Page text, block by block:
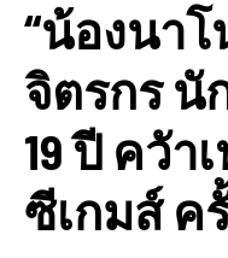
“น้องนา
จิตรกร นั
19 ปี ควัา
ซีเกมส์ ค